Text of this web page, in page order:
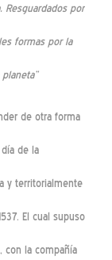
por
formas por la
de otra forma
de la
y territorialmente
El cual supuso
con la compañía